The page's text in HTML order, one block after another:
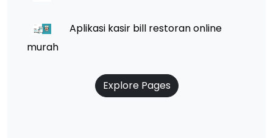
Aplikasi kasir bill restoran online
murah
Explore Pages